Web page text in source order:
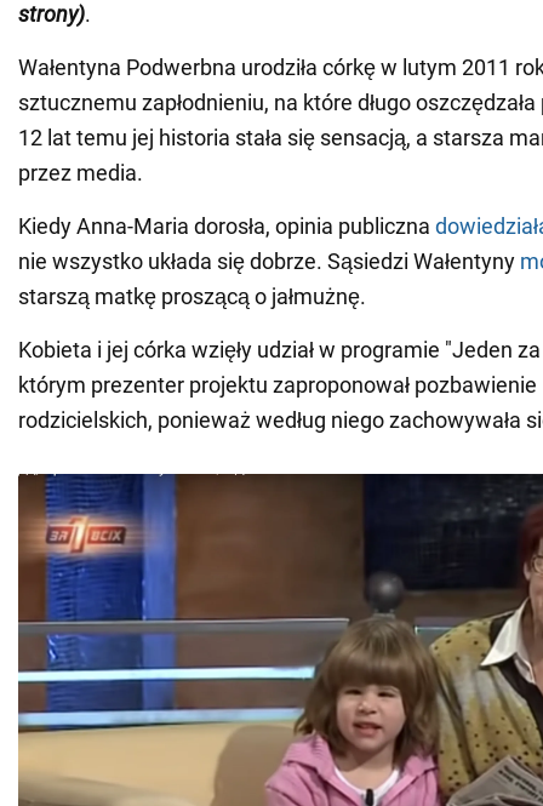
strony).
Wałentyna Podwerbna urodziła córkę w lutym 2011
sztucznemu zapłodnieniu, na które długo
12 lat temu jej historia stała się sensacją, a starsza
przez media.
Kiedy Anna-Maria dorosła, opinia publiczna
nie wszystko układa się dobrze. Sąsiedzi Wałentyny
starszą matkę proszącą o jałmużnę.
Kobieta i jej córka wzięły udział w programie "Jeden
którym prezenter projektu zaproponował
rodzicielskich, ponieważ według niego zachowywała